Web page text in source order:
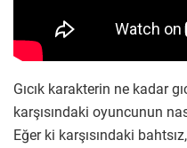
Gıcık karakterin ne kadar
karşısındaki oyuncunun
Eğer ki karşısındaki